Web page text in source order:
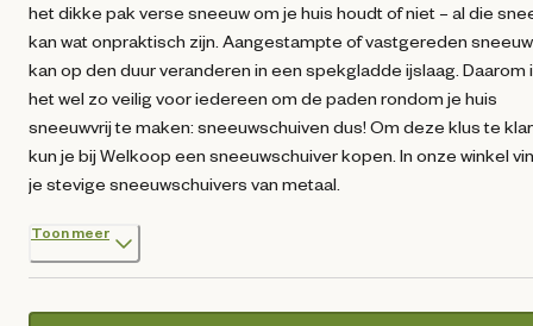
het dikke pak verse sneeuw om je huis houdt of niet – al die
kan wat onpraktisch zijn. Aangestampte of vastgereden sneeuw
kan op den duur veranderen in een spekgladde ijslaag. Daarom
het wel zo veilig voor iedereen om de paden rondom je huis
sneeuwvrij te maken: sneeuwschuiven dus! Om deze klus te
kun je bij Welkoop een sneeuwschuiver kopen. In onze winkel
je stevige sneeuwschuivers van metaal.
Toon meer